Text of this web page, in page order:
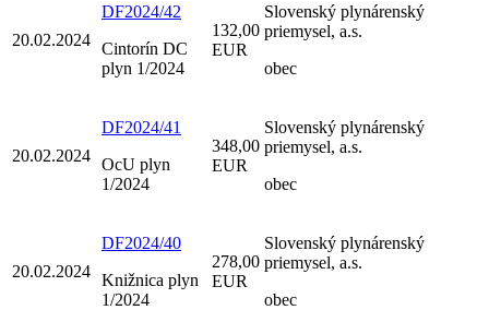
20.02.2024
DF2024/42
Cintorín DC
plyn 1/2024
132,00
EUR
Slovenský plynárenský
priemysel, a.s.
obec
20.02.2024
DF2024/41
OcU plyn
1/2024
348,00
EUR
Slovenský plynárenský
priemysel, a.s.
obec
20.02.2024
DF2024/40
Knižnica plyn
1/2024
278,00
EUR
Slovenský plynárenský
priemysel, a.s.
obec